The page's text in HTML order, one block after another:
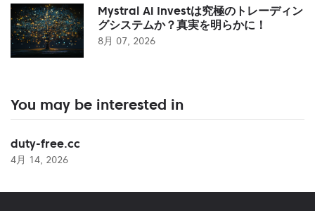
Mystral Ai Investは究極のトレーディン
グシステムか？真実を明らかに！
8月 07, 2026
You may be interested in
duty-free.cc
4月 14, 2026